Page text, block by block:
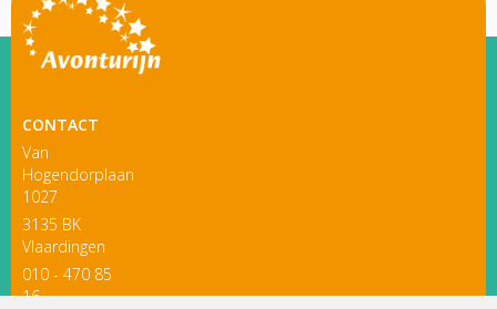
CONTACT
Van
Hogendorplaan
1027
3135 BK
Vlaardingen
010 - 470 85
16